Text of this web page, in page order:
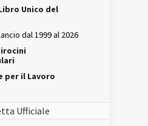
Unico del
dal 1999 al 2026
per il Lavoro
Ufficiale